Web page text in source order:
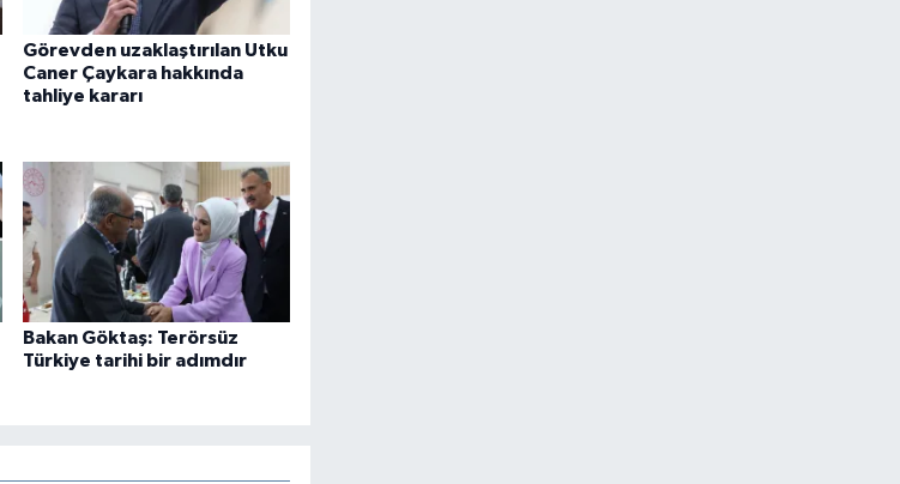
Görevden uzaklaştırılan Utku
Caner Çaykara hakkında
tahliye kararı
Bakan Göktaş: Terörsüz
Türkiye tarihi bir adımdır